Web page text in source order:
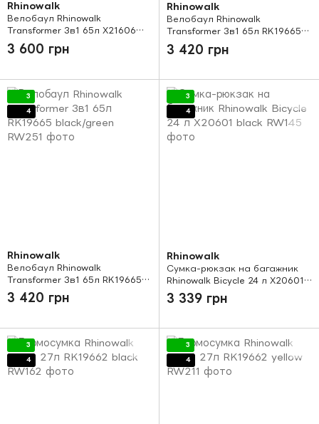
Rhinowalk
Велобаул Rhinowalk
Transformer 3в1 65л X21606
blue
3 600 грн
Rhinowalk
Велобаул Rhinowalk
Transformer 3в1 65л RK19665
black
3 420 грн
3
4
Rhinowalk
Велобаул Rhinowalk
Transformer 3в1 65л RK19665
black/green
3 420 грн
3
4
Rhinowalk
Сумка-рюкзак на багажник
Rhinowalk Bicycle 24 л X20601
black
3 339 грн
3
4
3
4